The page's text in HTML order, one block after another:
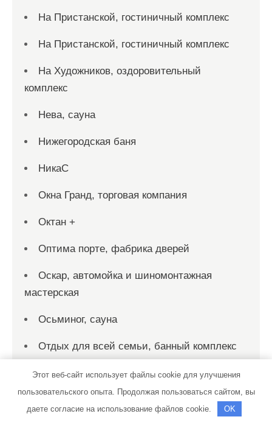
На Пристанской, гостиничный комплекс
На Пристанской, гостиничный комплекс
На Художников, оздоровительный
комплекс
Нева, сауна
Нижегородская баня
НикаС
Окна Гранд, торговая компания
Октан +
Оптима порте, фабрика дверей
Оскар, автомойка и шиномонтажная
мастерская
Осьминог, сауна
Отдых для всей семьи, банный комплекс
Охотничий клуб, Охотничий клуб
Этот веб-сайт использует файлы cookie для улучшения
пользовательского опыта. Продолжая пользоваться сайтом, вы
даете согласие на использование файлов cookie.
OK